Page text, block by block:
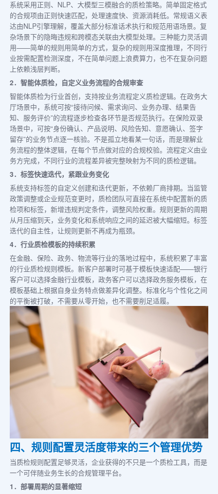
系统采用正则、NLP、大模型三模融合的质检策略。简单固定格式
的合规项由正则快速匹配，处理速度快、资源消耗低。常规语义表
达由NLP引擎理解，覆盖大部分标准话术执行和规范用语场景。复
杂场景下的隐晦违规和跨模态关联由大模型处理。三种能力灵活调
用——简单的规则用简单的方式，复杂的规则用深度推理，不同行
业按需配置检测深度，不在简单问题上浪费算力，也不在复杂问题
上依赖浅层判断。
2．智能体质检，自定义业务流程的合规审查
智能体质检为行业首创，支持按业务流程定义质检逻辑。在政务大
厅场景中，系统可按“接待问候、需求询问、业务办理、结果告
知、服务评价”的流程逐步检查各环节是否规范执行。在保险双录
场景中，可按“身份确认、产品说明、风险告知、意愿确认、签字
留存”的业务节点逐一核验。不是孤立地看某一句话，而是理解业
务流程的整体逻辑，在每个节点做对应的合规校验。流程定义由业
务方完成，不同行业的流程差异被完整映射为不同的质检逻辑。
3．标签快速迭代，紧跟业务变化
系统支持标签的自定义创建和迭代更新，不依赖厂商排期。当监管
政策调整或企业规范变更时，质检团队可直接在系统中配置新的质
检项和标签，新增违规判定条件，调整风险权重。规则更新的周期
从月压缩到天，业务变化和系统响应之间的延迟被大幅缩短。标签
迭代的自主性，让规则更新不再成为瓶颈。
4．行业质检模板的持续积累
在金融、保险、政务、物流等行业的落地过程中，系统积累了丰富
的行业质检规则模板。新客户部署时可基于模板快速适配——银行
客户可以选择金融行业模板，政务客户可以选择政务服务模板，在
模板基础上根据自身业务特点做差异化调整。标准化与个性化之间
的平衡被打破，不需要从零开始，也不需要削足适履。
四、规则配置灵活度带来的三个管理优势
当质检规则配置足够灵活，企业获得的不只是一个质检工具，而是
一个可伴随业务生长的合规管理平台。
1．部署周期的显著缩短